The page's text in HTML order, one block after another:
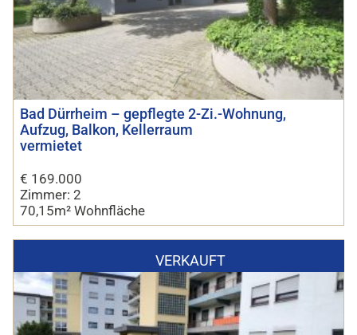
Bad Dürrheim – gepflegte 2-Zi.-Wohnung,
Aufzug, Balkon, Kellerraum
vermietet
€ 169.000
Zimmer: 2
70,15m² Wohnfläche
VERKAUFT